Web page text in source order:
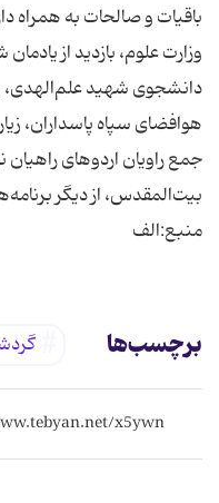
باقیات و صالحات به همراه
وزارت علوم، بازدید از
دانشجوی شهید علم‌الهدی،
هوافضای سپاه پاسداران،
جمع راویان اردوهای
بیت‌المقدس، از دیگر
منبع:الف
برچسب‌ها